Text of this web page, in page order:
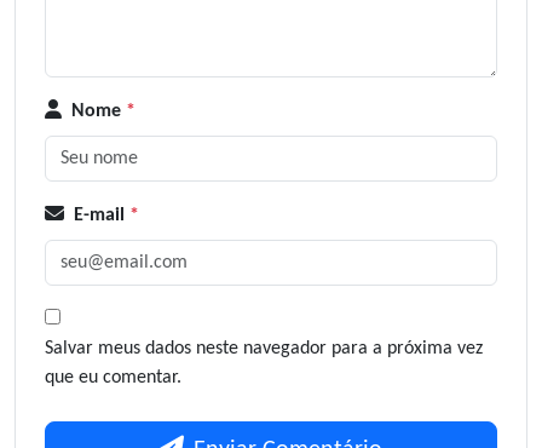
Nome *
E-mail *
Salvar meus dados neste navegador para a próxima vez
que eu comentar.